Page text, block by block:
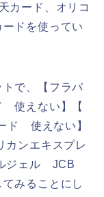
カード、オリコ
ドを使ってい
で、【フラバ
使えない】【
ド 使えない】
カンエキスプレ
ルジェル JCB
みることにし